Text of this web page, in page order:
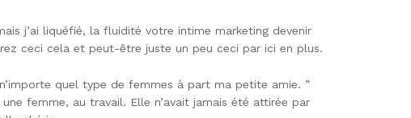
j’ai liquéfié, la fluidité votre intime marketing devenir
ceci cela et peut-être juste un peu ceci par ici en plus.
quel type de femmes à part ma petite amie. ”
femme, au travail. Elle n’avait jamais été attirée par